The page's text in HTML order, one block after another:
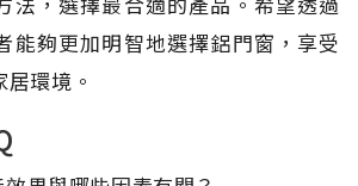
能夠更加明智地選擇鋁門窗，享受
環境。